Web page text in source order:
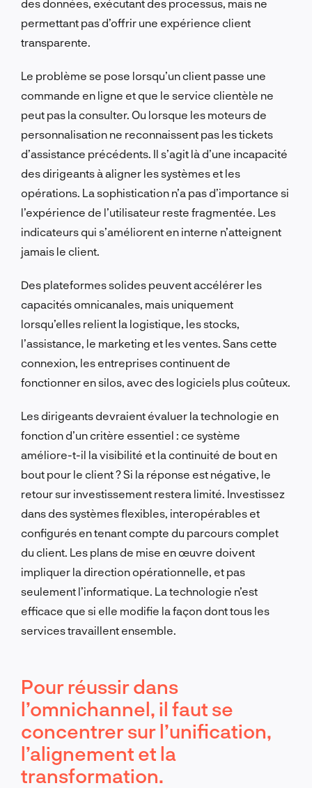
des données, exécutant des processus, mais ne
permettant pas d’offrir une expérience client
transparente.
Le problème se pose lorsqu’un client passe une
commande en ligne et que le service clientèle ne
peut pas la consulter. Ou lorsque les moteurs de
personnalisation ne reconnaissent pas les tickets
d’assistance précédents. Il s’agit là d’une incapacité
des dirigeants à aligner les systèmes et les
opérations. La sophistication n’a pas d’importance si
l’expérience de l’utilisateur reste fragmentée. Les
indicateurs qui s’améliorent en interne n’atteignent
jamais le client.
Des plateformes solides peuvent accélérer les
capacités omnicanales, mais uniquement
lorsqu’elles relient la logistique, les stocks,
l’assistance, le marketing et les ventes. Sans cette
connexion, les entreprises continuent de
fonctionner en silos, avec des logiciels plus coûteux.
Les dirigeants devraient évaluer la technologie en
fonction d’un critère essentiel : ce système
améliore-t-il la visibilité et la continuité de bout en
bout pour le client ? Si la réponse est négative, le
retour sur investissement restera limité. Investissez
dans des systèmes flexibles, interopérables et
configurés en tenant compte du parcours complet
du client. Les plans de mise en œuvre doivent
impliquer la direction opérationnelle, et pas
seulement l’informatique. La technologie n’est
efficace que si elle modifie la façon dont tous les
services travaillent ensemble.
Pour réussir dans
l’omnichannel, il faut se
concentrer sur l’unification,
l’alignement et la
transformation.